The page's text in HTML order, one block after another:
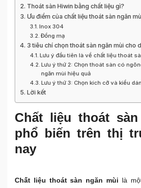
Thoát sàn Hiwin bằng chất liệu gì?
Ưu điểm của chất liệu thoát sàn ngăn
Inox 304
Đồng mạ
3 tiêu chí chọn thoát sàn ngăn mùi cho
Lưu ý đầu tiên là về chất liệu thoát
Lưu ý thứ 2: Chọn thoát sàn có
ngăn mùi hiệu quả
Lưu ý thứ 3: Chọn kích cỡ và kiểu
Lời kết
Chất liệu thoát
phổ biến trên thị
nay
Chất liệu thoát sàn ngăn mùi là